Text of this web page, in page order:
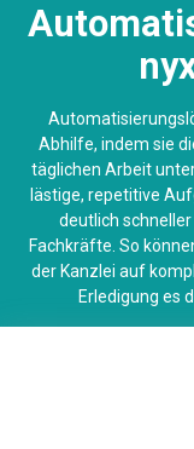
Abhilfe, indem sie
täglichen Arbeit
lästige, repetitive
deutlich
Fachkräfte. So
der Kanzlei auf
Erledigung es